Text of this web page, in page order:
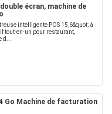
écran, machine de
intelligente POS 15,6&quot; à
tout-en-un pour restaurant,
Go Machine de facturation